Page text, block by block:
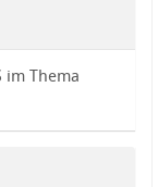
im Thema